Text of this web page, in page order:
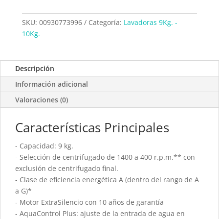
SKU: 00930773996 Categoría: Lavadoras 9Kg. -
10Kg.
Descripción
Información adicional
Valoraciones (0)
Características Principales
- Capacidad: 9 kg.
- Selección de centrifugado de 1400 a 400 r.p.m.** con
exclusión de centrifugado final.
- Clase de eficiencia energética A (dentro del rango de A
a G)*
- Motor ExtraSilencio con 10 años de garantía
- AquaControl Plus: ajuste de la entrada de agua en